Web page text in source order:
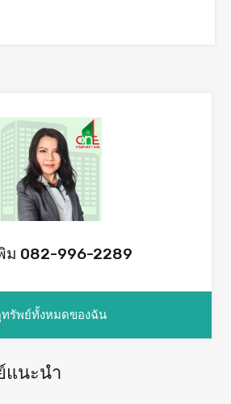
082-996-2289
รัพย์ทั้งหมดของฉัน
แนะนำ